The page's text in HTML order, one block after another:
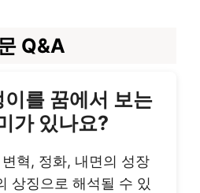
Q&A
를 꿈에서 보는
가 있나요?
혁, 정화, 내면의 성장
상징으로 해석될 수 있